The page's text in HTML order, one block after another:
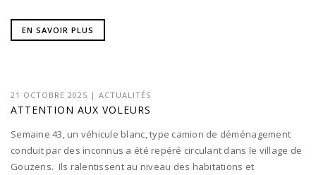
EN SAVOIR PLUS
21 OCTOBRE 2025 | ACTUALITÉS
ATTENTION AUX VOLEURS
Semaine 43, un véhicule blanc, type camion de déménagement
conduit par des inconnus a été repéré circulant dans le village de
Gouzens. Ils ralentissent au niveau des habitations et